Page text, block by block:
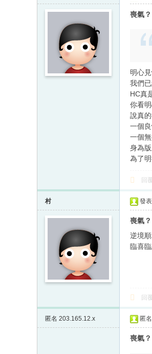
喪氣？
明心
我們
HC真
你看
說真
一個
一個
身為
為了
回覆
村 發
喪氣？
逆境
臨喜
回覆
匿名 203.165.12.x 匿名
喪氣？